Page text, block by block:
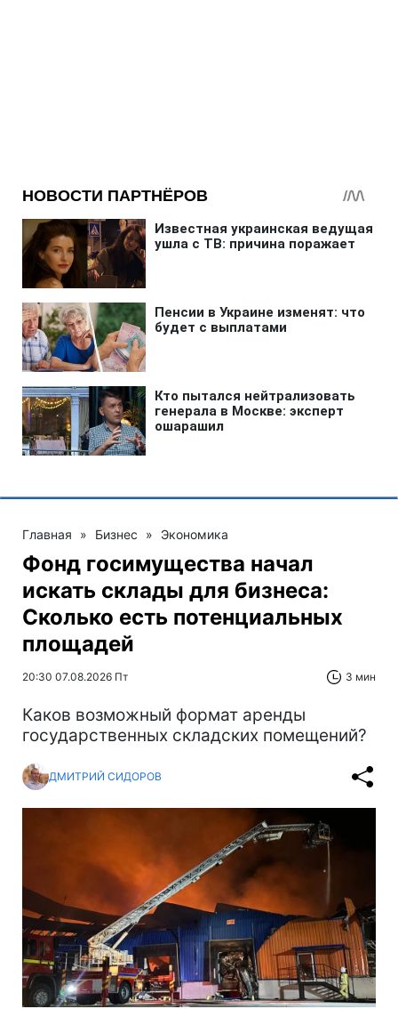
Главная » Бизнес » Экономика
Фонд госимущества начал
искать склады для бизнеса:
Сколько есть потенциальных
площадей
20:30 07.08.2026 Пт 3 мин
Каков возможный формат аренды
государственных складских помещений?
ДМИТРИЙ СИДОРОВ